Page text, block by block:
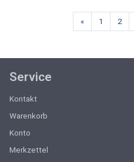
«Zurück
1 2
Service
Kontakt
Warenkorb
Konto
Merkzettel